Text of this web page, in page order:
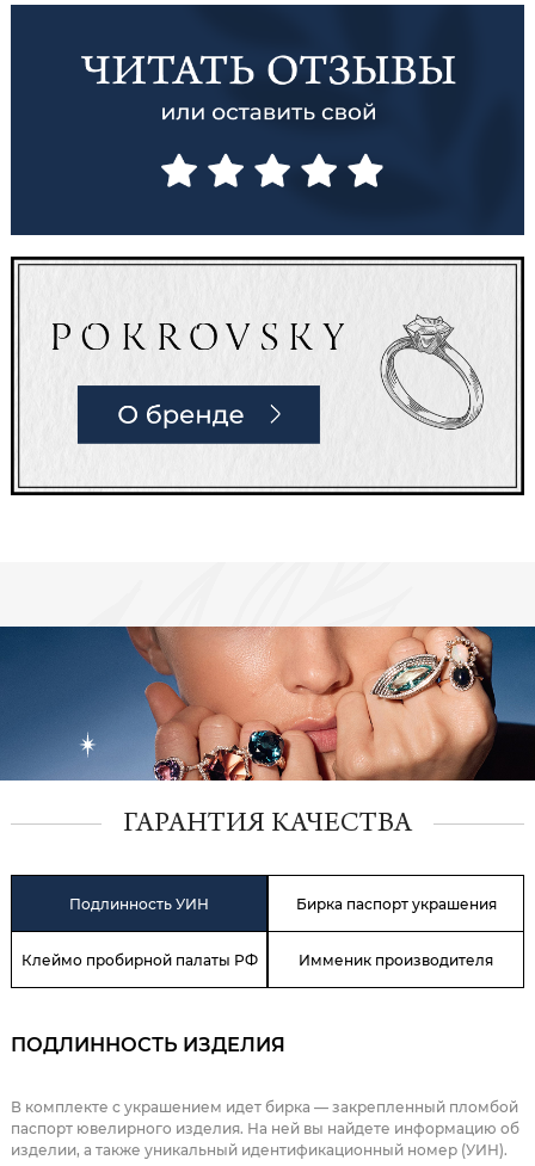
ГАРАНТИЯ КАЧЕСТВА
Подлинность УИН Бирка паспорт украшения
Клеймо пробирной палаты РФ Имменик производителя
ПОДЛИННОСТЬ ИЗДЕЛИЯ
В комплекте с украшением идет бирка — закрепленный пломбой
паспорт ювелирного изделия. На ней вы найдете информацию об
изделии, а также уникальный идентификационный номер (УИН).